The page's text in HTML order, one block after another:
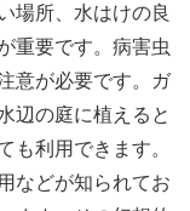
場所、水はけの良
重要です。病害虫
意が必要です。ガ
辺の庭に植えると
も利用できます。
などが知られてお